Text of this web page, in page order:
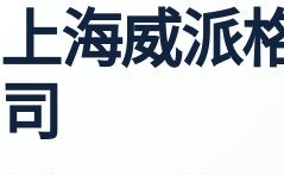
上海威派
司